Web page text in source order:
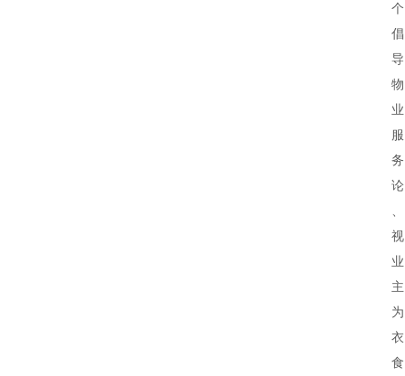
个
倡
导
物
业
服
务
论
视
业
主
为
衣
食